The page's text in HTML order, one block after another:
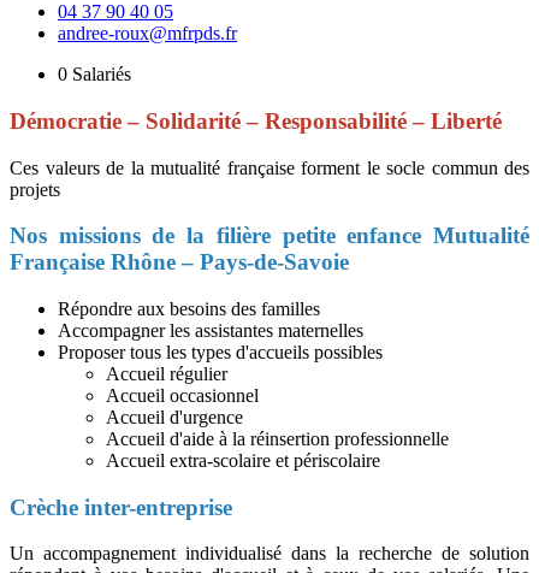
04 37 90 40 05
andree-roux@mfrpds.fr
0 Salariés
Démocratie – Solidarité – Responsabilité – Liberté
Ces valeurs de la mutualité française forment le socle commun des
projets
Nos missions de la filière petite enfance Mutualité
Française Rhône – Pays-de-Savoie
Répondre aux besoins des familles
Accompagner les assistantes maternelles
Proposer tous les types d'accueils possibles
Accueil régulier
Accueil occasionnel
Accueil d'urgence
Accueil d'aide à la réinsertion professionnelle
Accueil extra-scolaire et périscolaire
Crèche inter-entreprise
Un accompagnement individualisé dans la recherche de solution